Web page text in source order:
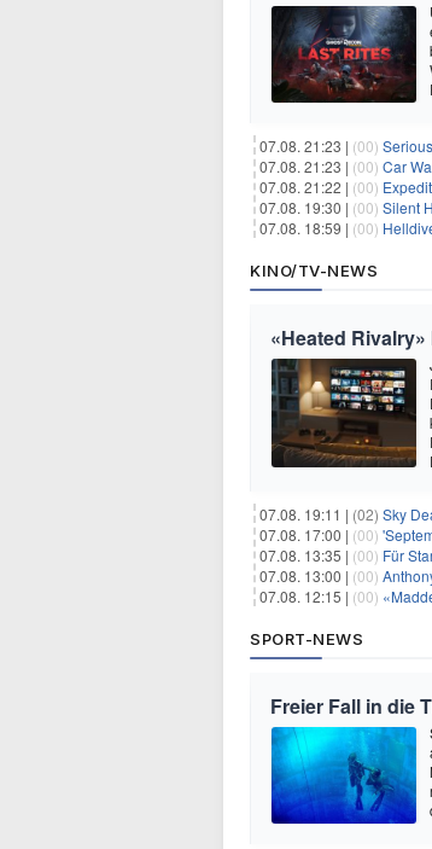
07.08. 21:23 | (00)
07.08. 21:23 | (00) Car
07.08. 21:22 | (00)
07.08. 19:30 | (00) Silent
07.08. 18:59 | (00)
KINO/TV-NEWS
«Heated
07.08. 19:11 | (02) Sky
07.08. 17:00 | (00)
07.08. 13:35 | (00) Für
07.08. 13:00 | (00)
07.08. 12:15 | (00)
SPORT-NEWS
Freier Fall in die